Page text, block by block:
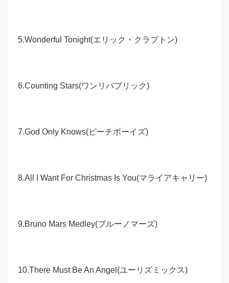
5.Wonderful Tonight(エリック・クラプトン)
6.Counting Stars(ワンリパブリック)
7.God Only Knows(ビーチボーイズ)
8.All I Want For Christmas Is You(マライアキャリー)
9.Bruno Mars Medley(ブルーノマーズ)
10.There Must Be An Angel(ユーリズミックス)